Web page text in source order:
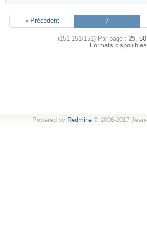
« Précédent 7
(151-151/151) Par page : 25, 50,
Formats
Powered by Redmine© 2006-2017